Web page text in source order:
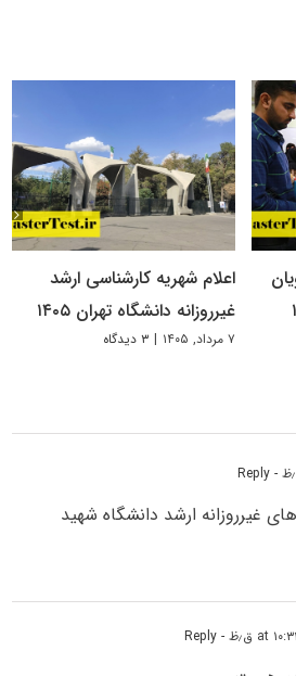
اعلام شهریه کارشناسی ارشد
غیرروزانه دانشگاه تهران ۱۴۰۵
۷ مرداد, ۱۴۰۵ | ۳ دیدگاه
- Reply
غیرروزانه ارشد دانشگاه شهید
- Reply